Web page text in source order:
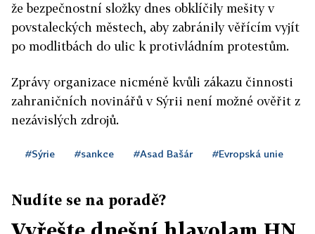
že bezpečnostní složky dnes obklíčily mešity v
povstaleckých městech, aby zabránily věřícím vyjít
po modlitbách do ulic k protivládním protestům.
Zprávy organizace nicméně kvůli zákazu činnosti
zahraničních novinářů v Sýrii není možné ověřit z
nezávislých zdrojů.
#Sýrie #sankce #Asad Bašár #Evropská unie
Nudíte se na poradě?